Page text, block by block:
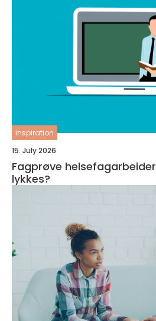
inspiration
15. July 2026
Fagprøve helsefagarbeider hva kreves for å
lykkes?